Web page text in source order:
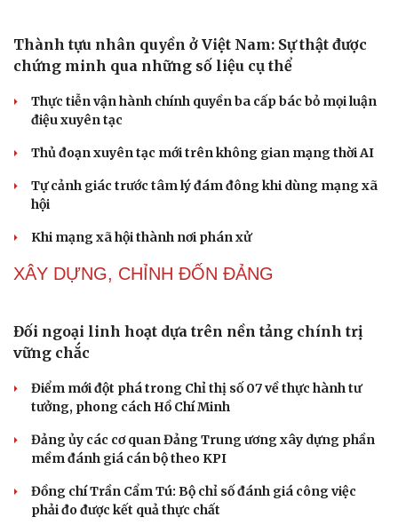
Cải chính
NHẬN DIỆN SỰ THẬT
Thành tựu nhân quyền ở Việt Nam: Sự thật được
điệu xuyên tạc
hội
NHẬN DIỆN SỰ THẬT
chứng minh qua những số liệu cụ thể
Thực tiễn vận hành chính quyền ba cấp bác bỏ mọi luận
điệu xuyên tạc